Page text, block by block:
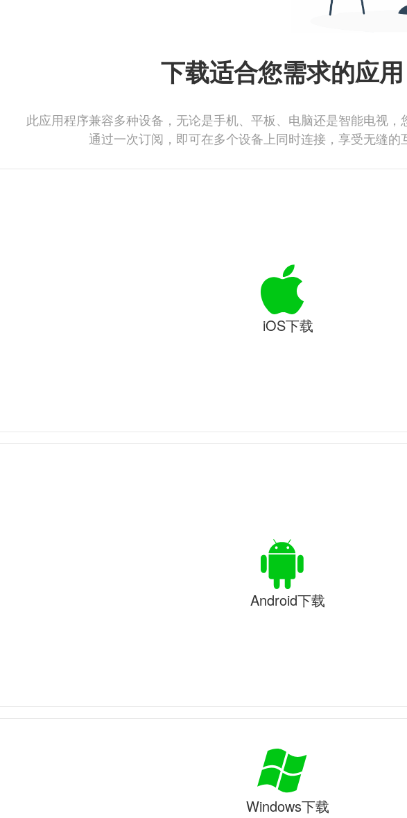
下载适合您需求的应用
此应用程序兼容多种设备，无论是手机、平板、电脑还是智能电视，
通过一次订阅，即可在多个设备上同时连接，享受无缝的
iOS下载
Android下载
Windows下载